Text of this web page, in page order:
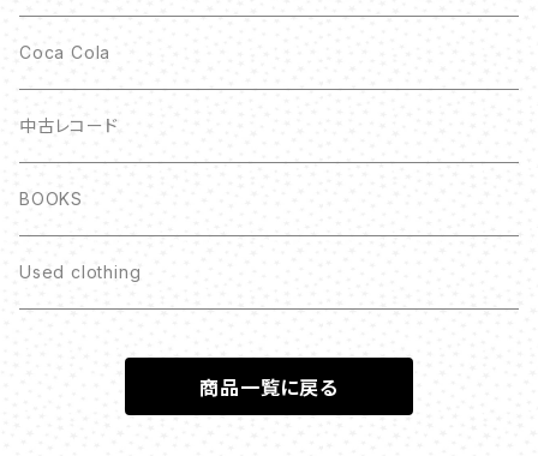
Coca Cola
中古レコード
BOOKS
Used clothing
商品一覧に戻る